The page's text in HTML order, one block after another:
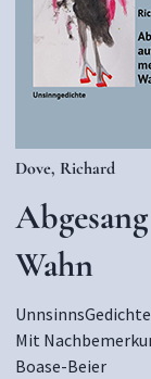
Dove, Richard
Wahn
UnnsinnsGedichte
Mit
Boase-Beier